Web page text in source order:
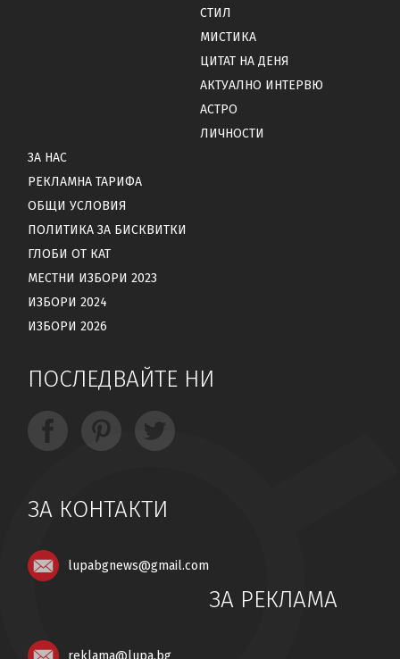
СТИЛ
МИСТИКА
ЦИТАТ НА ДЕНЯ
АКТУАЛНО ИНТЕРВЮ
АСТРО
ЛИЧНОСТИ
ЗА НАС
РЕКЛАМНА ТАРИФА
ОБЩИ УСЛОВИЯ
ПОЛИТИКА ЗА БИСКВИТКИ
ГЛОБИ ОТ КАТ
МЕСТНИ ИЗБОРИ 2023
ИЗБОРИ 2024
ИЗБОРИ 2026
ПОСЛЕДВАЙТЕ НИ
ЗА КОНТАКТИ
lupabgnews@gmail.com
ЗА РЕКЛАМА